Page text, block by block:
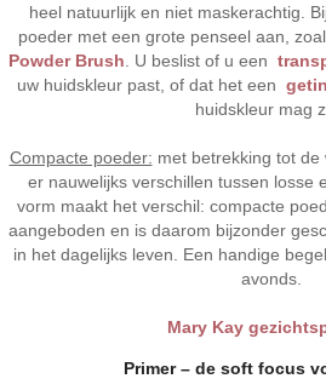
heel natuurlijk en niet maskerachtig.
poeder met een grote penseel aan,
Powder Brush . U beslist of u een
uw huidskleur past, of dat het een
huidskleur mag
Compacte poeder: met betrekking tot
er nauwelijks verschillen tussen losse
vorm maakt het verschil: compacte
aangeboden en is daarom bijzonder
in het dagelijks leven. Een handige
avonds.
Mary Kay
Primer – de soft focus